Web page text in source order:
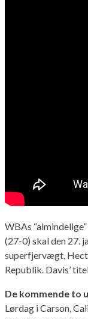
WBAs
(27-0) skal den 27.
superfjervægt,
Republik. Davis’
De kommende to
Lørdag i Carson,